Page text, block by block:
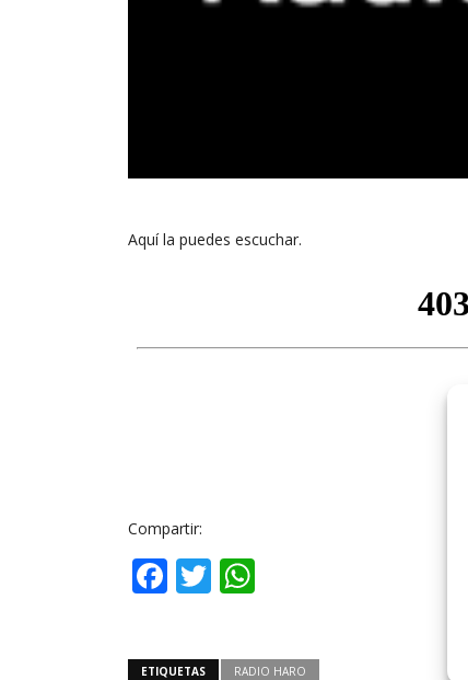
Aquí la puedes escuchar.
Compartir:
Facebook
Twitter
ETIQUETAS RADIO HARO